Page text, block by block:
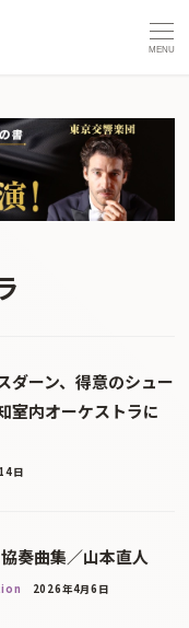
MENU
ダーン、得意のシュー
室内オーケストラに
日
協奏曲集／山本直人
2026年4月6日